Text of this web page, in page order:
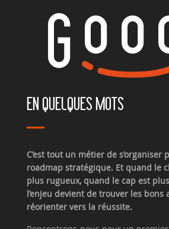
EN QUELQUES MOTS
C’est tout un métier de
roadmap stratégique. Et quand le
plus rugueux, quand le cap est
l’enjeu devient de trouver les bons
réorienter vers la réussite.